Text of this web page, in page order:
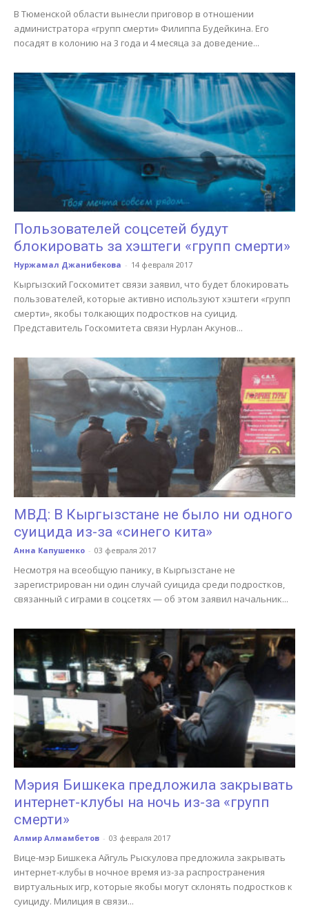
В Тюменской области вынесли приговор в отношении
администратора «групп смерти» Филиппа Будейкина. Его
посадят в колонию на 3 года и 4 месяца за доведение...
Пользователей соцсетей будут
блокировать за хэштеги «групп смерти»
Нуржамал Джанибекова - 14 февраля 2017
Кыргызский Госкомитет связи заявил, что будет блокировать
пользователей, которые активно используют хэштеги «групп
смерти», якобы толкающих подростков на суицид.
Представитель Госкомитета связи Нурлан Акунов...
МВД: В Кыргызстане не было ни одного
суицида из-за «синего кита»
Анна Капушенко - 03 февраля 2017
Несмотря на всеобщую панику, в Кыргызстане не
зарегистрирован ни один случай суицида среди подростков,
связанный с играми в соцсетях — об этом заявил начальник...
Мэрия Бишкека предложила закрывать
интернет-клубы на ночь из-за «групп
смерти»
Алмир Алмамбетов - 03 февраля 2017
Вице-мэр Бишкека Айгуль Рыскулова предложила закрывать
интернет-клубы в ночное время из-за распространения
виртуальных игр, которые якобы могут склонять подростков к
суициду. Милиция в связи...